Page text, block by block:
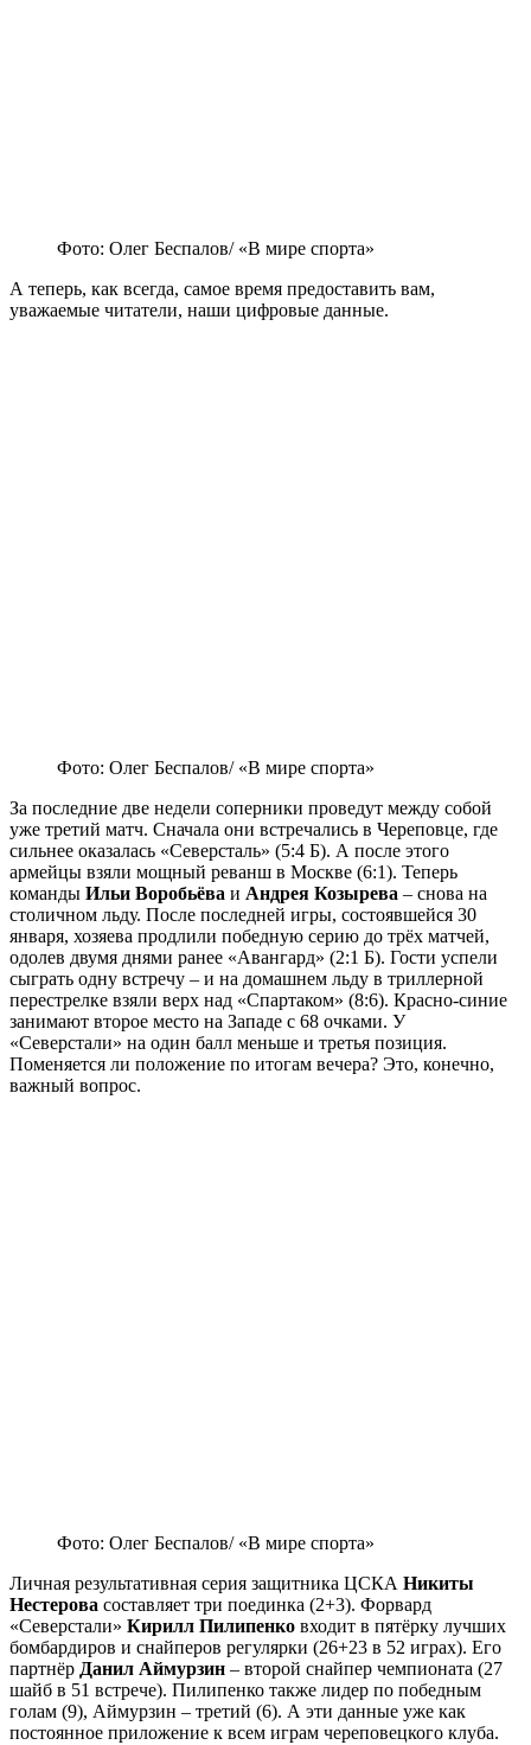
Фото: Олег Беспалов/ «В мире спорта»
А теперь, как всегда, самое время предоставить вам,
уважаемые читатели, наши цифровые данные.
Фото: Олег Беспалов/ «В мире спорта»
За последние две недели соперники проведут между собой
уже третий матч. Сначала они встречались в Череповце, где
сильнее оказалась «Северсталь» (5:4 Б). А после этого
армейцы взяли мощный реванш в Москве (6:1). Теперь
команды Ильи Воробьёва и Андрея Козырева – снова на
столичном льду. После последней игры, состоявшейся 30
января, хозяева продлили победную серию до трёх матчей,
одолев двумя днями ранее «Авангард» (2:1 Б). Гости успели
сыграть одну встречу – и на домашнем льду в триллерной
перестрелке взяли верх над «Спартаком» (8:6). Красно-синие
занимают второе место на Западе с 68 очками. У
«Северстали» на один балл меньше и третья позиция.
Поменяется ли положение по итогам вечера? Это, конечно,
важный вопрос.
Фото: Олег Беспалов/ «В мире спорта»
Личная результативная серия защитника ЦСКА Никиты
Нестерова составляет три поединка (2+3). Форвард
«Северстали» Кирилл Пилипенко входит в пятёрку лучших
бомбардиров и снайперов регулярки (26+23 в 52 играх). Его
партнёр Данил Аймурзин – второй снайпер чемпионата (27
шайб в 51 встрече). Пилипенко также лидер по победным
голам (9), Аймурзин – третий (6). А эти данные уже как
постоянное приложение к всем играм череповецкого клуба.